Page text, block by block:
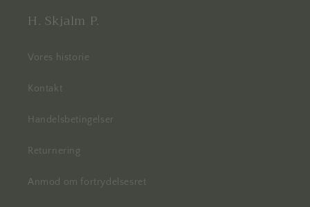
H. Skjalm P.
Vores historie
Kontakt
Handelsbetingelser
Returnering
Anmod om fortrydelsesret